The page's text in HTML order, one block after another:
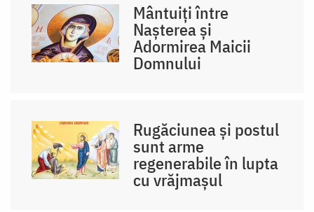
Mântuiți între
Nașterea și
Adormirea Maicii
Domnului
Rugăciunea și postul
sunt arme
regenerabile în lupta
cu vrăjmașul